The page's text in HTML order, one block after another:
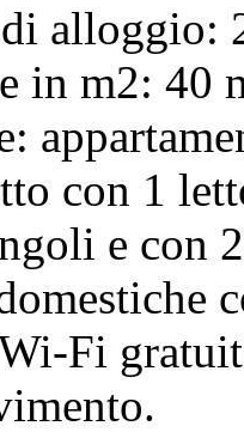
alloggio:
in m2: 40
con 1
e con
Fi